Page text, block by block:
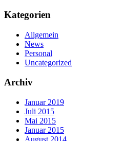
Kategorien
Allgemein
News
Personal
Uncategorized
Archiv
Januar 2019
Juli 2015
Mai 2015
Januar 2015
August 2014